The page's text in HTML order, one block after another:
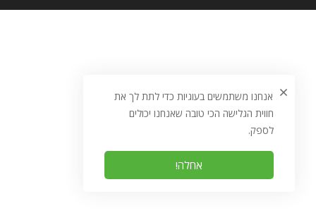
אנחנו משתמשים בעוגיות כדי לתת לך את
חווית הגלישה הכי טובה שאנחנו יכולים
לספק.
אחלה!